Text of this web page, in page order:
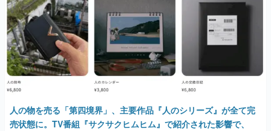
人の物を売る「第四境界」、主要作品『人のシリーズ』が全て完
売状態に。TV番組『サクサクヒムヒム』で紹介された影響で、